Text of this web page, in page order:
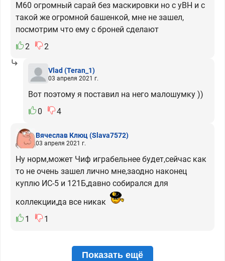
М60 огромный сарай без маскировки но с уВН и с
такой же огромной башенкой, мне не зашел,
посмотрим что ему с броней сделают
2
2
Vlad(Teran_1)
03 апреля 2021 г.
Вот поэтому я поставил на него малошумку ))
0
4
Вячеслав Клюц(Slava7572)
03 апреля 2021 г.
Ну норм,может Чиф играбельнее будет,сейчас как
то не очень зашел лично мне,заодно наконец
куплю ИС-5 и 121Б,давно собирался для
коллекции,да все никак
1
1
Показать ещё